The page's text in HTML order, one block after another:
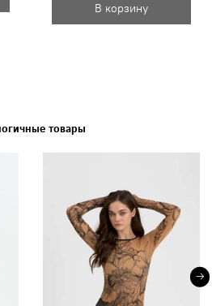
В корзину
товары